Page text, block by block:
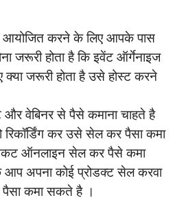
आयोजित करने के लिए आपके पास
जरूरी होता है कि इवेंट ऑर्गेनाइज
जरूरी होता है उसे होस्ट करने
वेबिनर से पैसे कमाना चाहते है
कर उसे सेल कर पैसा कमा
ऑनलाइन सेल कर पैसे कमा
अपना कोई प्रोडक्ट सेल करवा
कमा सकते है ।